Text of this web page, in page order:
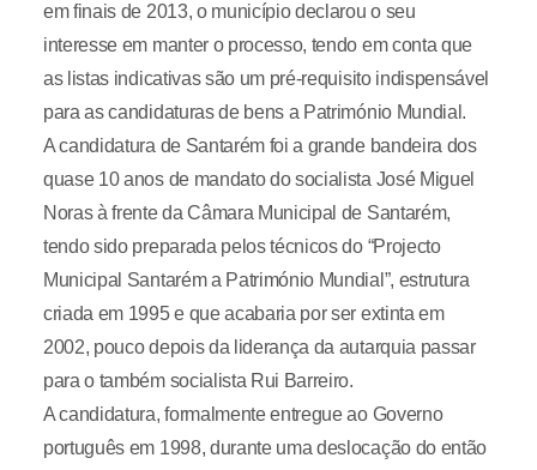
em finais de 2013, o município declarou o seu
interesse em manter o processo, tendo em conta que
as listas indicativas são um pré-requisito indispensável
para as candidaturas de bens a Património Mundial.
A candidatura de Santarém foi a grande bandeira dos
quase 10 anos de mandato do socialista José Miguel
Noras à frente da Câmara Municipal de Santarém,
tendo sido preparada pelos técnicos do “Projecto
Municipal Santarém a Património Mundial”, estrutura
criada em 1995 e que acabaria por ser extinta em
2002, pouco depois da liderança da autarquia passar
para o também socialista Rui Barreiro.
A candidatura, formalmente entregue ao Governo
português em 1998, durante uma deslocação do então